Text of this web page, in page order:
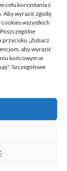
celu korzystania z
Aby wyrazić zgodę
wszystkich
„Zobacz
aby wyrazić
końcowym w
Szczegółowe
gdzie
tematy,
do naszej
wiedzą?